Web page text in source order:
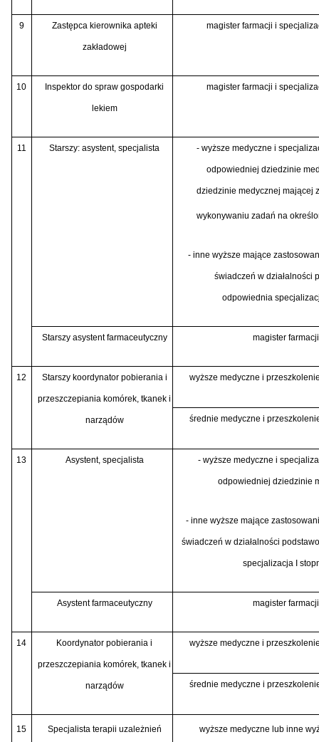
9 Zastępca kierownika apteki
zakładowej
magister farmacji i
10 Inspektor do spraw gospodarki
lekiem
magister farmacji i
11 Starszy: asystent, specjalista - wyższe medyczne i
odpowiedniej dziedzinie
dziedzinie medycznej mającej
wykonywaniu zadań na
- inne wyższe mające
świadczeń w działalności
odpowiednia
Starszy asystent farmaceutyczny magister farmacji
12 Starszy koordynator pobierania i
przeszczepiania komórek, tkanek i
narządów
wyższe medyczne i
średnie medyczne i
13 Asystent, specjalista - wyższe medyczne i
odpowiedniej dziedzinie
- inne wyższe mające
świadczeń w działalności
specjalizacja I
Asystent farmaceutyczny magister farmacji
14 Koordynator pobierania i
przeszczepiania komórek, tkanek i
narządów
wyższe medyczne i
średnie medyczne i
15 Specjalista terapii uzależnień wyższe medyczne lub inne